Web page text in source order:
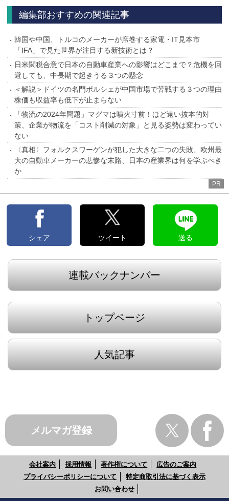
へ
へ
編集部おすすめの関連記事
韓国や中国、トルコのメーカーが席巻する家電・IT見本市
「IFA」で見た世界が注目する新技術とは？
日米関税合意で日本の自動車産業への影響はどこまで？危機を回
避しても、中長期で起きうる３つの懸念
＜解説＞ドイツの名門ポルシェが中国市場で苦戦する３つの理由
株価も収益率も低下が止まらない
「物流の2024年問題」マグマは噴火寸前！ほど遠い抜本的対
策、企業が物流を「コスト削減の対象」と見る姿勢は変わってい
ない
〈真相〉フォルクスワーゲンが犯した大きな二つの失敗、欧州最
大の自動車メーカーの悲惨な末路、日本の産業界は何を学ぶべき
か
PR
シェア ツイート 送る
連載バックナンバー
トップページ
人気記事
メルマガ登録
会社案内 採用情報 著作権について
広告のご案内
プライバシーポリシーについて
特定商取引法に基づく表示
お問い合わせ